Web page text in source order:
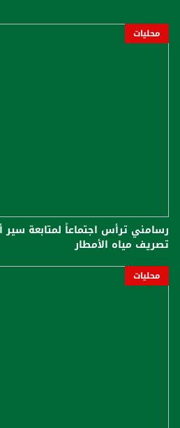
محليات
رسامني ترأس اجتماعاً لمتابعة
تصريف مياه الأمطار
محليات